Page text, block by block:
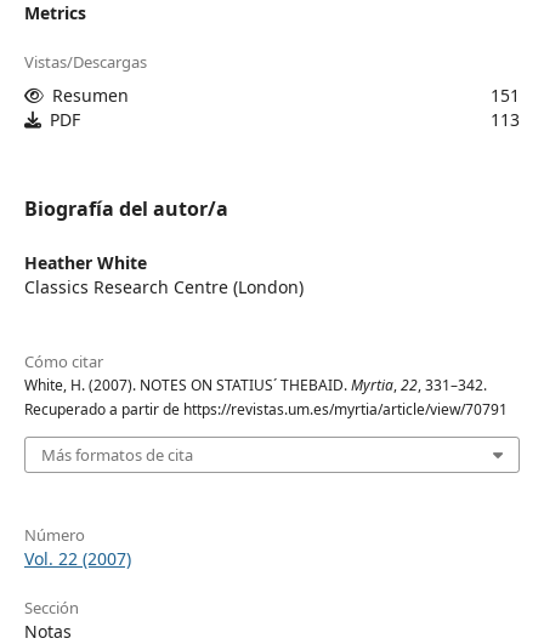
Metrics
Vistas/Descargas
Resumen
151
PDF
113
Biografía del autor/a
Heather White
Classics Research Centre (London)
Cómo citar
White, H. (2007). NOTES ON STATIUS´ THEBAID.Myrtia,22, 331–342.
Recuperado a partir de https://revistas.um.es/myrtia/article/view/70791
Más formatos de cita
Número
Vol. 22 (2007)
Sección
Notas